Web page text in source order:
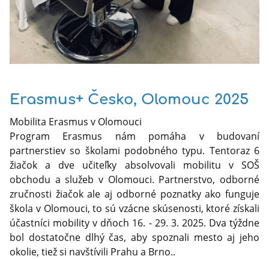
Erasmus+ Česko, Olomouc 2025
Mobilita Erasmus v Olomouci
Program Erasmus nám pomáha v budovaní
partnerstiev so školami podobného typu. Tentoraz 6
žiačok a dve učiteľky absolvovali mobilitu v SOŠ
obchodu a služeb v Olomouci. Partnerstvo, odborné
zručnosti žiačok ale aj odborné poznatky ako funguje
škola v Olomouci, to sú vzácne skúsenosti, ktoré získali
účastníci mobility v dňoch 16. - 29. 3. 2025. Dva týždne
bol dostatočne dlhý čas, aby spoznali mesto aj jeho
okolie, tiež si navštívili Prahu a Brno..